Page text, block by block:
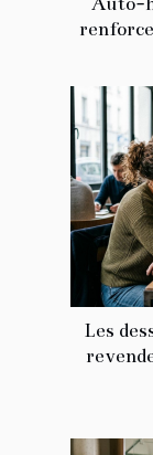
Les